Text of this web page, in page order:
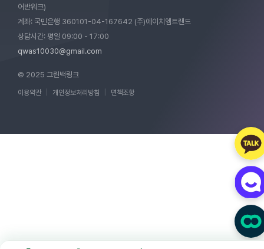
어반워크)
계좌: 국민은행 360101-04-167642 (주)에이치엠트랜드
상담시간: 평일 09:00 - 17:00
qwas10030@gmail.com
© 2025 그린백링크
이용약관 개인정보처리방침 면책조항